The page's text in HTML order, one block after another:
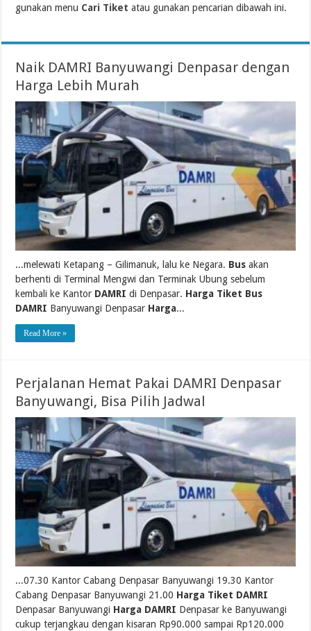
gunakan menu Cari Tiket atau gunakan pencarian dibawah ini.
Naik DAMRI Banyuwangi Denpasar dengan
Harga Lebih Murah
...melewati Ketapang – Gilimanuk, lalu ke Negara. Bus akan
berhenti di Terminal Mengwi dan Terminak Ubung sebelum
kembali ke Kantor DAMRI di Denpasar. Harga Tiket Bus
DAMRI Banyuwangi Denpasar Harga...
Read More »
Perjalanan Hemat Pakai DAMRI Denpasar
Banyuwangi, Bisa Pilih Jadwal
...07.30 Kantor Cabang Denpasar Banyuwangi 19.30 Kantor
Cabang Denpasar Banyuwangi 21.00 Harga Tiket DAMRI
Denpasar Banyuwangi Harga DAMRI Denpasar ke Banyuwangi
cukup terjangkau dengan kisaran Rp90.000 sampai Rp120.000